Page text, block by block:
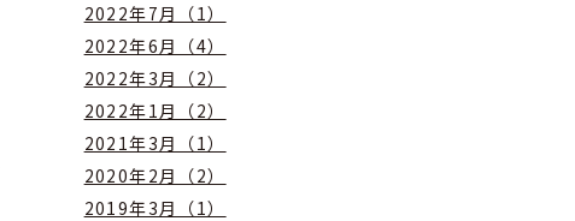
2022年7月（1）
2022年6月（4）
2022年3月（2）
2022年1月（2）
2021年3月（1）
2020年2月（2）
2019年3月（1）